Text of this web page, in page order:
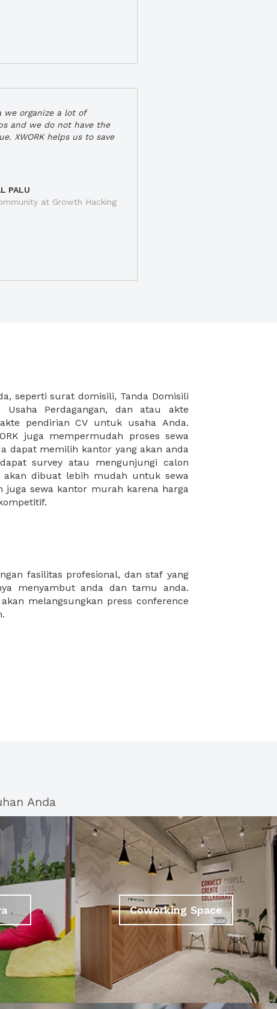
we organize a lot of
and we do not have the
XWORK helps us to save
PALU
at Growth Hacking
Anda
Coworking Space